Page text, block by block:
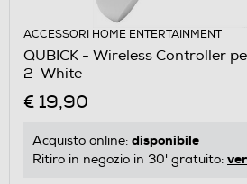
ACCESSORI HOME ENTERTAINMENT
QUBICK - Wireless Controller
2-White
€ 19,90
Acquisto online: disponibile
Ritiro in negozio in 30' gratuito: